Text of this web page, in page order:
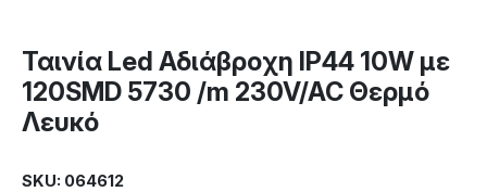
Ταινία Led Αδιάβροχη IP44 10W με
120SMD 5730 /m 230V/AC Θερμό
Λευκό
SKU: 064612